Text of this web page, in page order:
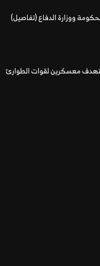
ووزارة الدفاع (تفاصيل)
استهدف معسكرين لقوات الطوارئ